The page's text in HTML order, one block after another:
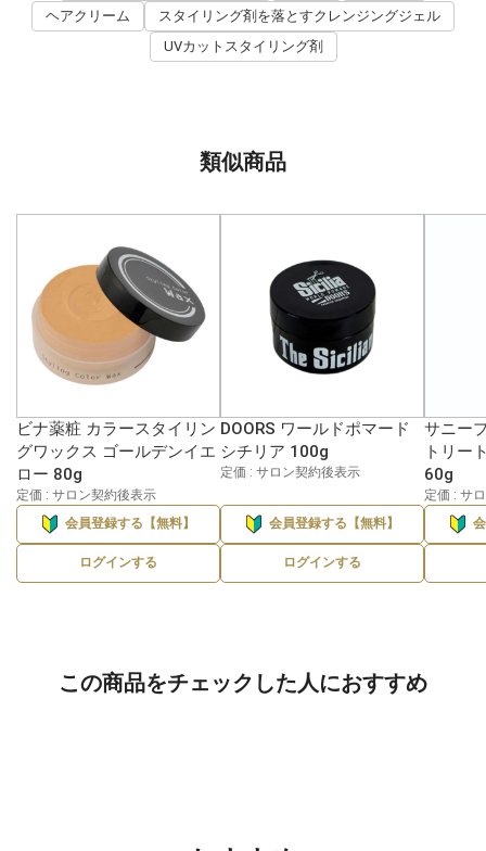
ヘアクリーム
スタイリング剤を落とすクレンジングジェル
UVカットスタイリング剤
類似商品
ビナ薬粧 カラースタイリン
グワックス ゴールデンイエ
ロー 80g
定価 : サロン契約後表示
会員登録する【無料】
ログインする
DOORS ワールドポマード
シチリア 100g
定価 : サロン契約後表示
会員登録する【無料】
ログインする
サニー
トリー
60g
定価 : サ
この商品をチェックした人におすすめ